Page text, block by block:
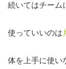
続いてはチーム
使っていいのは
体を上手に使い